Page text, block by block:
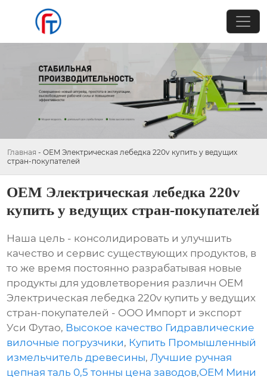
Главная - OEM Электрическая лебедка 220v купить у ведущих
стран-покупателей
OEM Электрическая лебедка 220v
купить у ведущих стран-покупателей
Наша цель - консолидировать и улучшить
качество и сервис существующих продуктов, в
то же время постоянно разрабатывая новые
продукты для удовлетворения различн OEM
Электрическая лебедка 220v купить у ведущих
стран-покупателей - ООО Импорт и экспорт
Уси Футао, Высокое качество Гидравлические
вилочные погрузчики, Купить Промышленный
измельчитель древесины, Лучшие ручная
цепная таль 0,5 тонны цена заводов,OEM Мини